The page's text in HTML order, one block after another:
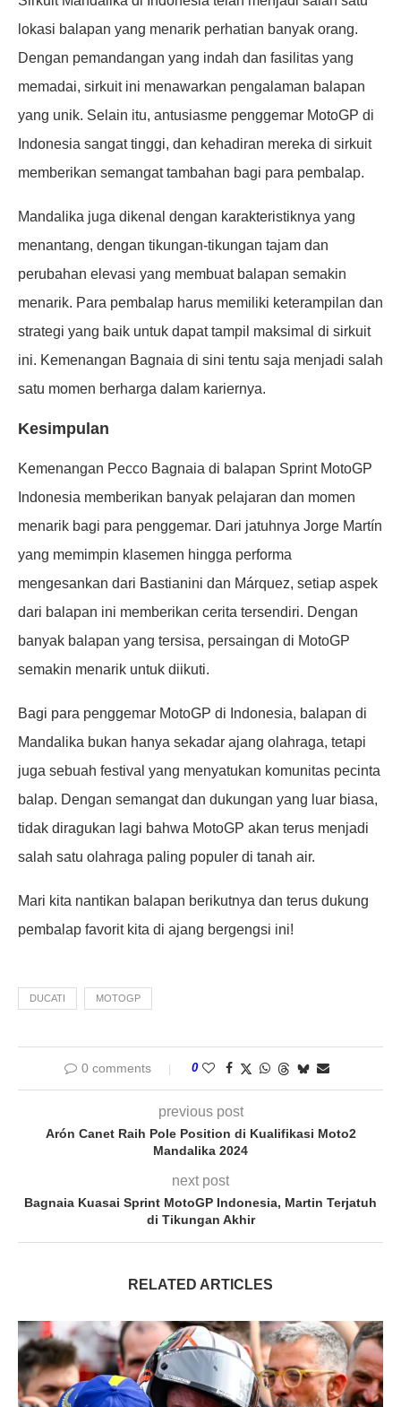
lokasi balapan yang menarik perhatian banyak orang.
Dengan pemandangan yang indah dan fasilitas yang
memadai, sirkuit ini menawarkan pengalaman balapan
yang unik. Selain itu, antusiasme penggemar MotoGP di
Indonesia sangat tinggi, dan kehadiran mereka di sirkuit
memberikan semangat tambahan bagi para pembalap.
Mandalika juga dikenal dengan karakteristiknya yang
menantang, dengan tikungan-tikungan tajam dan
perubahan elevasi yang membuat balapan semakin
menarik. Para pembalap harus memiliki keterampilan dan
strategi yang baik untuk dapat tampil maksimal di sirkuit
ini. Kemenangan Bagnaia di sini tentu saja menjadi salah
satu momen berharga dalam kariernya.
Kesimpulan
Kemenangan Pecco Bagnaia di balapan Sprint MotoGP
Indonesia memberikan banyak pelajaran dan momen
menarik bagi para penggemar. Dari jatuhnya Jorge Martín
yang memimpin klasemen hingga performa
mengesankan dari Bastianini dan Márquez, setiap aspek
dari balapan ini memberikan cerita tersendiri. Dengan
banyak balapan yang tersisa, persaingan di MotoGP
semakin menarik untuk diikuti.
Bagi para penggemar MotoGP di Indonesia, balapan di
Mandalika bukan hanya sekadar ajang olahraga, tetapi
juga sebuah festival yang menyatukan komunitas pecinta
balap. Dengan semangat dan dukungan yang luar biasa,
tidak diragukan lagi bahwa MotoGP akan terus menjadi
salah satu olahraga paling populer di tanah air.
Mari kita nantikan balapan berikutnya dan terus dukung
pembalap favorit kita di ajang bergengsi ini!
DUCATI MOTOGP
0 comments 0
previous post
Arón Canet Raih Pole Position di Kualifikasi Moto2
Mandalika 2024
next post
Bagnaia Kuasai Sprint MotoGP Indonesia, Martin Terjatuh
di Tikungan Akhir
RELATED ARTICLES